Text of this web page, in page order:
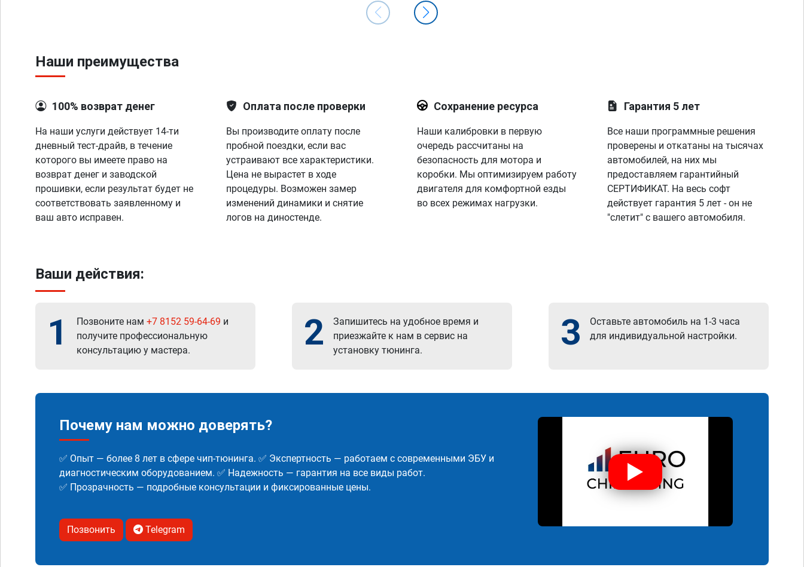
Наши преимущества
100% возврат денег
На наши услуги действует 14-ти
дневный тест-драйв, в течение
которого вы имеете право на
возврат денег и заводской
прошивки, если результат будет не
соответствовать заявленному и
ваш авто исправен.
Оплата после проверки
Вы производите оплату после
пробной поездки, если вас
устраивают все характеристики.
Цена не вырастет в ходе
процедуры. Возможен замер
изменений динамики и снятие
логов на диностенде.
Сохранение ресурса
Наши калибровки в первую
очередь рассчитаны на
безопасность для мотора и
коробки. Мы оптимизируем работу
двигателя для комфортной езды
во всех режимах нагрузки.
Гарантия 5 лет
Все наши программные решения
проверены и откатаны на тысячах
автомобилей, на них мы
предоставляем гарантийный
СЕРТИФИКАТ. На весь софт
действует гарантия 5 лет - он не
"слетит" с вашего автомобиля.
Ваши действия:
1 Позвоните нам +7 8152 59-64-69 и
получите профессиональную
консультацию у мастера.
2
Запишитесь на удобное время и
приезжайте к нам в сервис на
установку тюнинга.
3
Оставьте автомобиль на 1-3 часа
для индивидуальной настройки.
Почему нам можно доверять?
✅ Опыт — более 8 лет в сфере чип-тюнинга. ✅ Экспертность — работаем с современными ЭБУ и
диагностическим оборудованием. ✅ Надежность — гарантия на все виды работ.
✅ Прозрачность — подробные консультации и фиксированные цены.
Позвонить Telegram